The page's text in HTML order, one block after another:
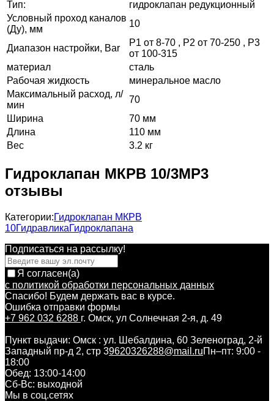
Тип:
гидроклапан редукционный
Условный проход каналов
(Ду), мм
10
Диапазон настройки, Bar
Р1 от 8-70 , Р2 от 70-250 , Р3
от 100-315
материал
сталь
Рабочая жидкость
минеральное масло
Максимальный расход, л/
мин
70
Ширина
70 мм
Длина
110 мм
Вес
3.2 кг
Гидроклапан МКРВ 10/3МР3
отзывы
Категории:Гидроклапан МКРВ
10ГидравликаГидроклапана
Подписаться на рассылкy!
Я согласен(a)
с политикой обработки персональных данных
Спасибо! Будем держать вас в курсе.
Ошибка отправки формы
+7 962 032 6288 г. Омск, ул Солнечная 2-я, д. 49
Пункт выдачи: Омск : ул. Шебалдина, 60 Зеленоград, 2-й
Западный пр-д 2, стр 39620326288@mail.ruПн–пт: 9:00 -
18:00
Обед: 13:00-14:00
Cб-Вс: выходной
Мы в соц.сетях